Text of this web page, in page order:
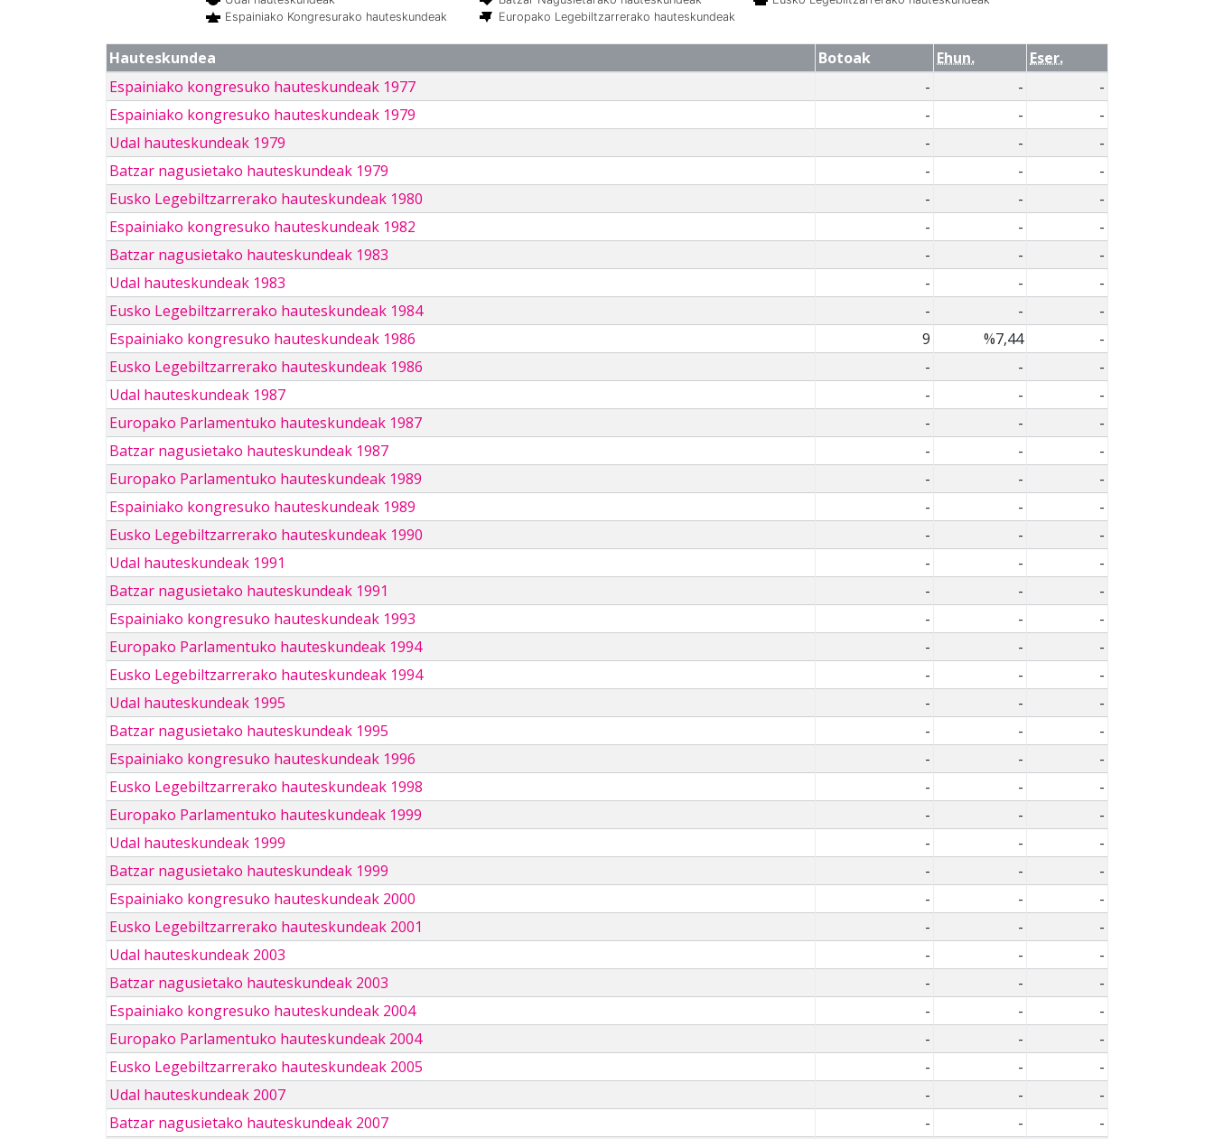
Espainiako Kongresurako hauteskundeak
Europako Legebiltzarrerako hauteskundeak
Hauteskundea Botoak Ehun.
Eser.
Espainiako kongresuko hauteskundeak 1977
- -
-
Espainiako kongresuko hauteskundeak 1979
- -
-
Udal hauteskundeak 1979
- -
-
Batzar nagusietako hauteskundeak 1979
- -
-
Eusko Legebiltzarrerako hauteskundeak 1980
- -
-
Espainiako kongresuko hauteskundeak 1982
- -
-
Batzar nagusietako hauteskundeak 1983
- -
-
Udal hauteskundeak 1983
- -
-
Eusko Legebiltzarrerako hauteskundeak 1984
- -
-
Espainiako kongresuko hauteskundeak 1986
9 %7,44
-
Eusko Legebiltzarrerako hauteskundeak 1986
- -
-
Udal hauteskundeak 1987
- -
-
Europako Parlamentuko hauteskundeak 1987
- -
-
Batzar nagusietako hauteskundeak 1987
- -
-
Europako Parlamentuko hauteskundeak 1989
- -
-
Espainiako kongresuko hauteskundeak 1989
- -
-
Eusko Legebiltzarrerako hauteskundeak 1990
- -
-
Udal hauteskundeak 1991
- -
-
Batzar nagusietako hauteskundeak 1991
- -
-
Espainiako kongresuko hauteskundeak 1993
- -
-
Europako Parlamentuko hauteskundeak 1994
- -
-
Eusko Legebiltzarrerako hauteskundeak 1994
- -
-
Udal hauteskundeak 1995
- -
-
Batzar nagusietako hauteskundeak 1995
- -
-
Espainiako kongresuko hauteskundeak 1996
- -
-
Eusko Legebiltzarrerako hauteskundeak 1998
- -
-
Europako Parlamentuko hauteskundeak 1999
- -
-
Udal hauteskundeak 1999
- -
-
Batzar nagusietako hauteskundeak 1999
- -
-
Espainiako kongresuko hauteskundeak 2000
- -
-
Eusko Legebiltzarrerako hauteskundeak 2001
- -
-
Udal hauteskundeak 2003
- -
-
Batzar nagusietako hauteskundeak 2003
- -
-
Espainiako kongresuko hauteskundeak 2004
- -
-
Europako Parlamentuko hauteskundeak 2004
- -
-
Eusko Legebiltzarrerako hauteskundeak 2005
- -
-
Udal hauteskundeak 2007
- -
-
Batzar nagusietako hauteskundeak 2007
- -
-